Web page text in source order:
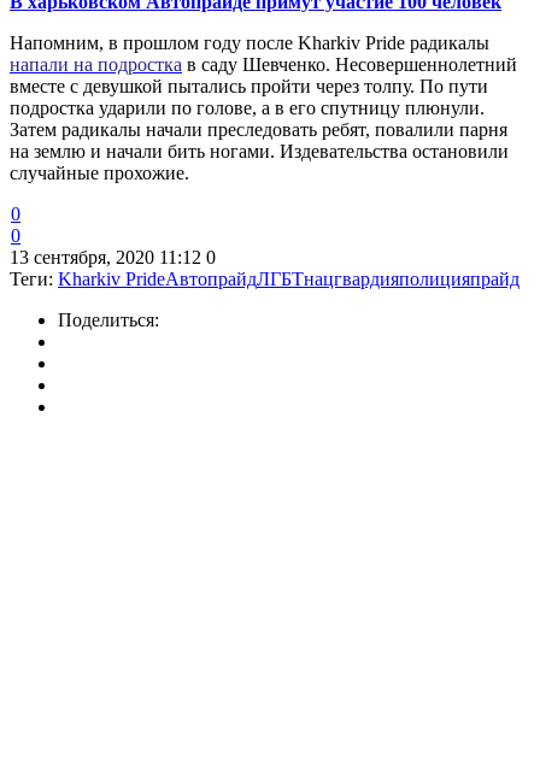
Напомним, в прошлом году после Kharkiv Pride радикалы
напали на подростка в саду Шевченко. Несовершеннолетний
вместе с девушкой пытались пройти через толпу. По пути
подростка ударили по голове, а в его спутницу плюнули.
Затем радикалы начали преследовать ребят, повалили парня
на землю и начали бить ногами. Издевательства остановили
случайные прохожие.
0
0
13 сентября, 2020 11:12 0
Теги: Kharkiv PrideАвтопрайдЛГБТнацгвардияполицияпрайд
Поделиться: